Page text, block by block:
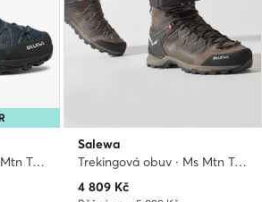
Trekingová obuv · Ms Mtn Trainer Lite 61363 · Černá
Salewa
Trekingová obuv · Ms Mtn Trainer Lite Mid Gtx 61359-7953 · Khaki
Aktuální cena
4 809 Kč